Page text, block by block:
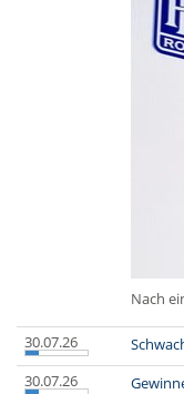
Nach
30.07.26
30.07.26